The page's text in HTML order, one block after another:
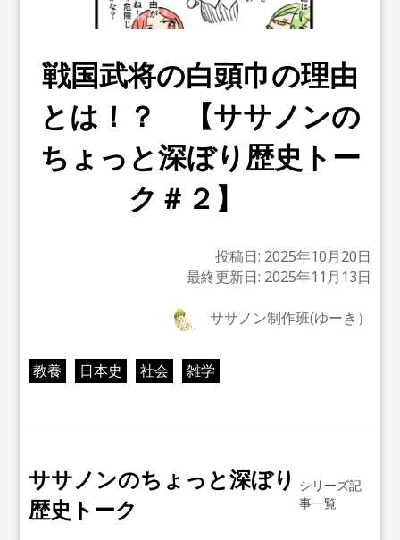
戦国武将の白頭巾の理由
とは！？ 【ササノンの
ちょっと深ぼり歴史トー
ク＃２】
投稿日: 2025年10月20日
最終更新日: 2025年11月13日
ササノン制作班(ゆーき）
教養 日本史 社会 雑学
ササノンのちょっと深ぼり
歴史トーク
シリーズ記
事一覧